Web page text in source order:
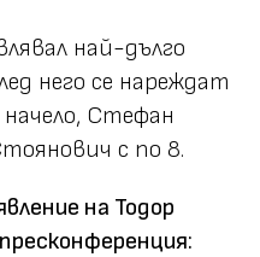
най-дълго
него се нареждат
Стефан
с по 8.
на Тодор